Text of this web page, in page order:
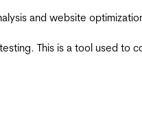
and website
This is a tool used